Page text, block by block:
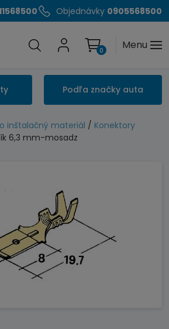
Objednávky 0905568500
Menu
0
Podľa značky auta
inštalačný materiál / Konektory
6,3 mm-mosadz